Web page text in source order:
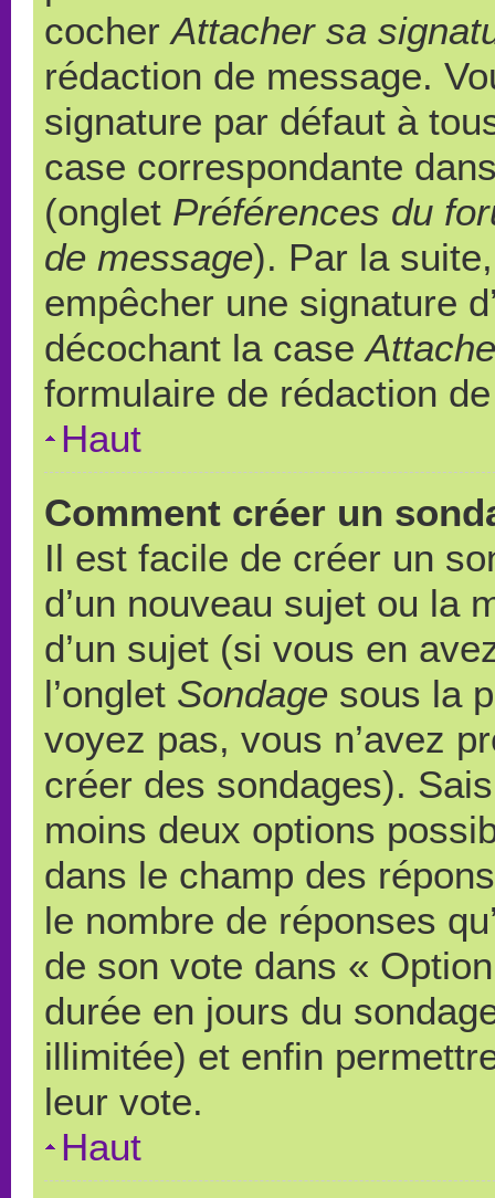
cocherAttacher sa
rédaction de message.
signature par défaut à
case correspondante
(onglet Préférences du
de message). Par la
empêcher une signature
décochant la case
formulaire de rédaction
Haut
Comment créer un
Il est facile de créer un
d’un nouveau sujet ou la
d’un sujet (si vous en
l’onglet Sondage sous la
voyez pas, vous n’avez
créer des sondages).
moins deux options
dans le champ des
le nombre de réponses
de son vote dans «
durée en jours du
illimitée) et enfin
leur vote.
Haut